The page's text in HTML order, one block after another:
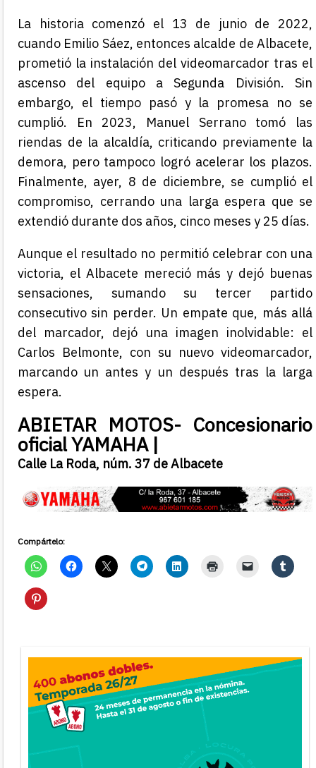
La historia comenzó el 13 de junio de 2022,
cuando Emilio Sáez, entonces alcalde de Albacete,
prometió la instalación del videomarcador tras el
ascenso del equipo a Segunda División. Sin
embargo, el tiempo pasó y la promesa no se
cumplió. En 2023, Manuel Serrano tomó las
riendas de la alcaldía, criticando previamente la
demora, pero tampoco logró acelerar los plazos.
Finalmente, ayer, 8 de diciembre, se cumplió el
compromiso, cerrando una larga espera que se
extendió durante dos años, cinco meses y 25 días.
Aunque el resultado no permitió celebrar con una
victoria, el Albacete mereció más y dejó buenas
sensaciones, sumando su tercer partido
consecutivo sin perder. Un empate que, más allá
del marcador, dejó una imagen inolvidable: el
Carlos Belmonte, con su nuevo videomarcador,
marcando un antes y un después tras la larga
espera.
ABIETAR MOTOS- Concesionario
oficial YAMAHA |
Calle La Roda, núm. 37 de Albacete
Compártelo: